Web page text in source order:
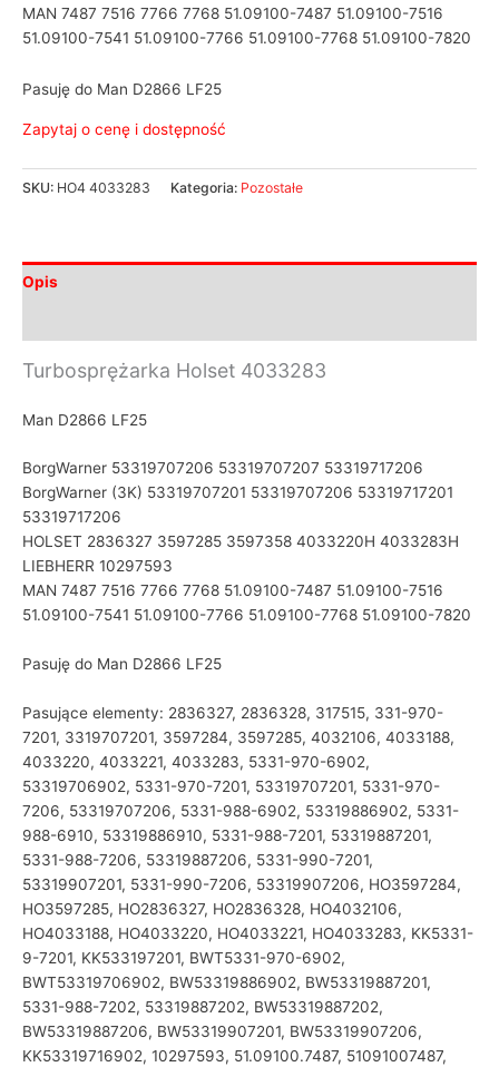
MAN 7487 7516 7766 7768 51.09100-7487 51.09100-7516
51.09100-7541 51.09100-7766 51.09100-7768 51.09100-7820
Pasuję do Man D2866 LF25
Zapytaj o cenę i dostępność
SKU: HO4 4033283 Kategoria: Pozostałe
Opis
Turbosprężarka Holset 4033283
Man D2866 LF25
BorgWarner 53319707206 53319707207 53319717206
BorgWarner (3K) 53319707201 53319707206 53319717201
53319717206
HOLSET 2836327 3597285 3597358 4033220H 4033283H
LIEBHERR 10297593
MAN 7487 7516 7766 7768 51.09100-7487 51.09100-7516
51.09100-7541 51.09100-7766 51.09100-7768 51.09100-7820
Pasuję do Man D2866 LF25
Pasujące elementy: 2836327, 2836328, 317515, 331-970-
7201, 3319707201, 3597284, 3597285, 4032106, 4033188,
4033220, 4033221, 4033283, 5331-970-6902,
53319706902, 5331-970-7201, 53319707201, 5331-970-
7206, 53319707206, 5331-988-6902, 53319886902, 5331-
988-6910, 53319886910, 5331-988-7201, 53319887201,
5331-988-7206, 53319887206, 5331-990-7201,
53319907201, 5331-990-7206, 53319907206, HO3597284,
HO3597285, HO2836327, HO2836328, HO4032106,
HO4033188, HO4033220, HO4033221, HO4033283, KK5331-
9-7201, KK533197201, BWT5331-970-6902,
BWT53319706902, BW53319886902, BW53319887201,
5331-988-7202, 53319887202, BW53319887202,
BW53319887206, BW53319907201, BW53319907206,
KK53319716902, 10297593, 51.09100.7487, 51091007487,